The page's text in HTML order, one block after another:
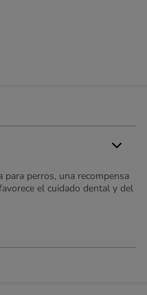
para perros, una recompensa
el cuidado dental y del